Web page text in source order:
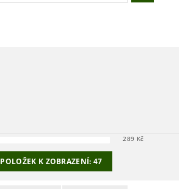
289 Kč
POLOŽEK K ZOBRAZENÍ:47